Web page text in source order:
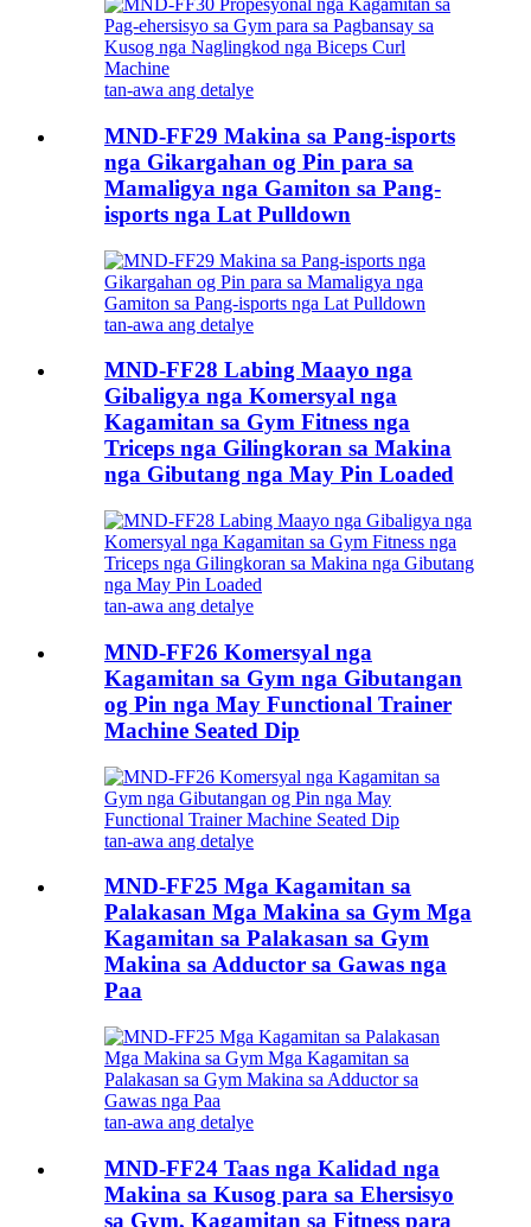
tan-awa ang detalye
MND-FF29 Makina sa Pang-isports
nga Gikargahan og Pin para sa
Mamaligya nga Gamiton sa Pang-
isports nga Lat Pulldown
tan-awa ang detalye
MND-FF28 Labing Maayo nga
Gibaligya nga Komersyal nga
Kagamitan sa Gym Fitness nga
Triceps nga Gilingkoran sa Makina
nga Gibutang nga May Pin Loaded
tan-awa ang detalye
MND-FF26 Komersyal nga
Kagamitan sa Gym nga Gibutangan
og Pin nga May Functional Trainer
Machine Seated Dip
tan-awa ang detalye
MND-FF25 Mga Kagamitan sa
Palakasan Mga Makina sa Gym Mga
Kagamitan sa Palakasan sa Gym
Makina sa Adductor sa Gawas nga
Paa
tan-awa ang detalye
MND-FF24 Taas nga Kalidad nga
Makina sa Kusog para sa Ehersisyo
sa Gym, Kagamitan sa Fitness para